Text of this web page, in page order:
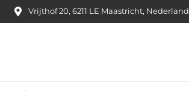
Vrijthof 20, 6211 LE Maastricht, Nederland